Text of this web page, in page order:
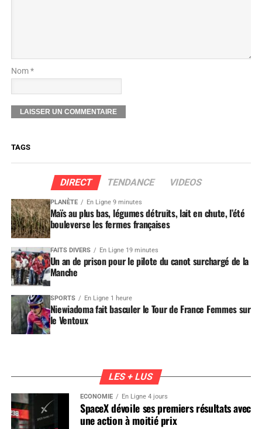
Nom *
TAGS
DIRECT TENDANCE VIDEOS
PLANÈTE En Ligne 9 minutes
Maïs au plus bas, légumes détruits, lait en chute, l’été
bouleverse les fermes françaises
FAITS DIVERS En Ligne 19 minutes
Un an de prison pour le pilote du canot surchargé de la
Manche
SPORTS En Ligne 1 heure
Niewiadoma fait basculer le Tour de France Femmes sur
le Ventoux
LES + LUS
ÉCONOMIE En Ligne 4 jours
SpaceX dévoile ses premiers résultats avec
une action à moitié prix